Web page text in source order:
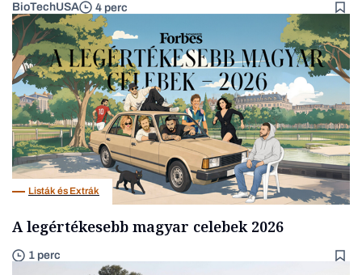
BioTechUSA 4 perc
Listák és Extrák
A legértékesebb magyar celebek 2026
1 perc